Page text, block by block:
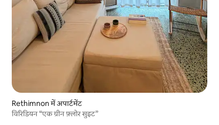
Rethimnon में अपार्टमेंट
विरिडियन “एक ग्रीन फ़्लोर सुइट”